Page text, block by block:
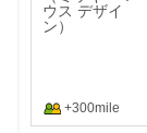
+300mile